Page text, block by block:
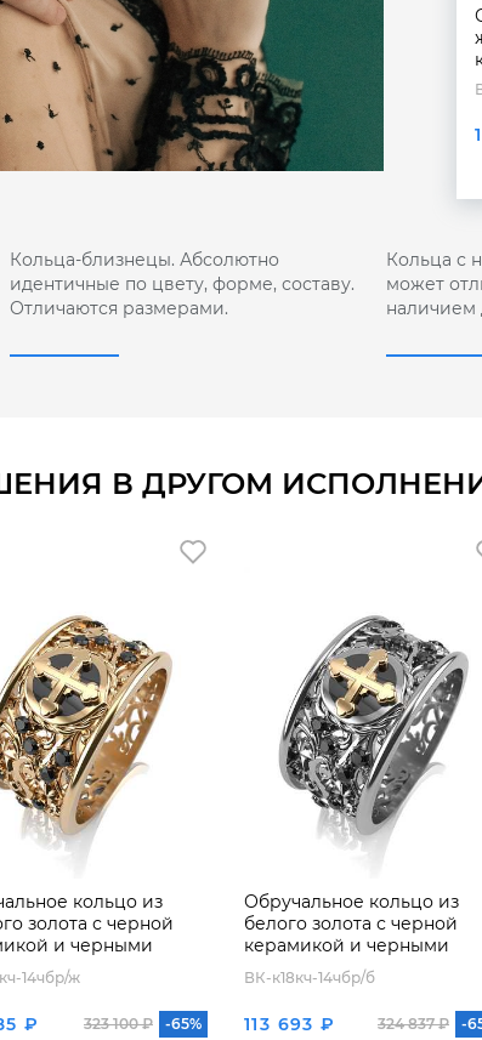
Кольца-близнецы. Абсолютно
идентичные по цвету, форме, составу.
Отличаются размерами.
Кольца с
может
наличием
В ДРУГОМ
кольцо из
золота с черной
и черными
14чбр/ж
₽ 323 100 ₽ -65%
Обручальное кольцо из
белого золота с черной
керамикой и черными
бриллиантами
ВК-к18кч-14чбр/б
113 693 ₽ 324 837 ₽ -